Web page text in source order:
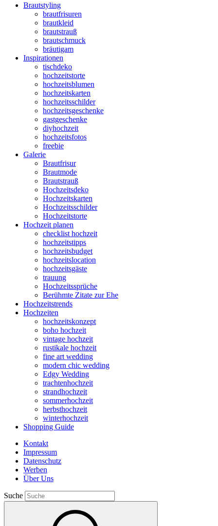
Brautstyling
brautfrisuren
brautkleid
brautstrauß
brautschmuck
bräutigam
Inspirationen
tischdeko
hochzeitstorte
hochzeitsblumen
hochzeitskarten
hochzeitsschilder
hochzeitsgeschenke
gastgeschenke
diyhochzeit
hochzeitsfotos
freebie
Galerie
Brautfrisur
Brautmode
Brautstrauß
Hochzeitsdeko
Hochzeitskarten
Hochzeitsschilder
Hochzeitstorte
Hochzeit planen
checklist hochzeit
hochzeitstipps
hochzeitsbudget
hochzeitslocation
hochzeitsgäste
trauung
Hochzeitssprüche
Berühmte Zitate zur Ehe
Hochzeitstrends
Hochzeiten
hochzeitskonzept
boho hochzeit
vintage hochzeit
rustikale hochzeit
fine art wedding
modern chic wedding
Edgy Wedding
trachtenhochzeit
strandhochzeit
sommerhochzeit
herbsthochzeit
winterhochzeit
Shopping Guide
Kontakt
Impressum
Datenschutz
Werben
Über Uns
Suche